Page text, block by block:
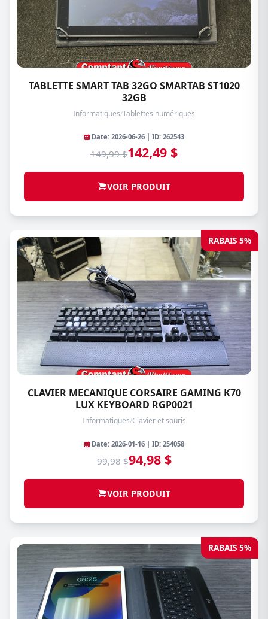
TABLETTE SMART TAB 32GO SMARTAB ST1020
32GB
Informatiques/Tablettes numériques
Date: 2026-06-26 | ID: 262543
149,99 $142,49 $
VOIR PRODUIT
RABAIS 5%
CLAVIER MECANIQUE CORSAIRE GAMING K70
LUX KEYBOARD RGP0021
Informatiques/Clavier et souris
Date: 2026-01-16 | ID: 254058
99,98 $94,98 $
VOIR PRODUIT
RABAIS 5%